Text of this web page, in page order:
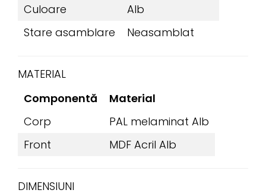
Culoare
Alb
Stare asamblare
Neasamblat
MATERIAL
Componentă
Material
Corp
PAL melaminat Alb
Front
MDF Acril Alb
DIMENSIUNI